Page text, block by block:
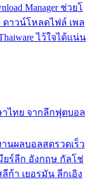
Manager ช่วยโ
ดาวน์โหลดไฟล์ เพล
ไว้ใจได้แน่น
าไทย จากลีกฟุตบอล
นผลบอลสดรวดเร็ว
ยร์ลีก อังกฤษ กัลโช่
ก้า เยอรมัน ลีกเอิง